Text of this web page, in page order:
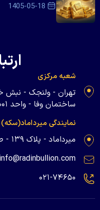
1405-05-18
شعبه مرکزی
ساختمان وفا - واحد ۰۰۱
نمایندگی میرداماد(سکه)
میرداماد - پلاک ۱۳۹ - صرافی رادین
info@radinbullion.com
۰۲۱-۷۴۶۵۰